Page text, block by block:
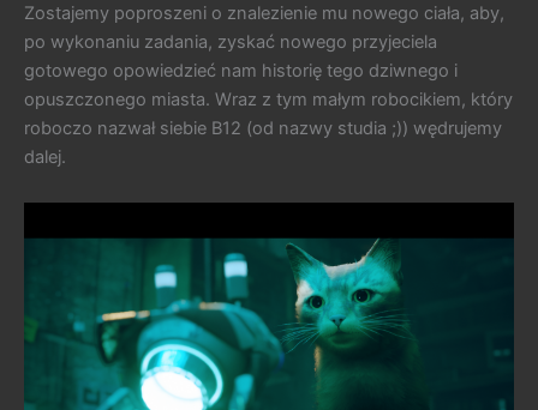
Zostajemy poproszeni o znalezienie mu nowego ciała, aby,
po wykonaniu zadania, zyskać nowego przyjeciela
gotowego opowiedzieć nam historię tego dziwnego i
opuszczonego miasta. Wraz z tym małym robocikiem, który
roboczo nazwał siebie B12 (od nazwy studia ;)) wędrujemy
dalej.